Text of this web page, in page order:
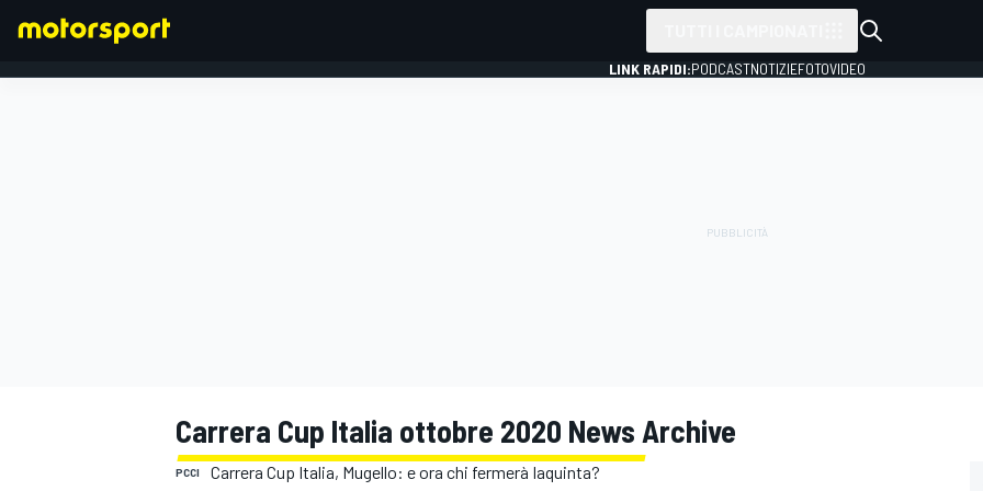
LINK RAPIDI:PODCASTNOTIZIEFOTOVIDEO
Carrera Cup Italia ottobre 2020 News Archive
PCCI Carrera Cup Italia, Mugello: e ora chi fermerà Iaquinta?